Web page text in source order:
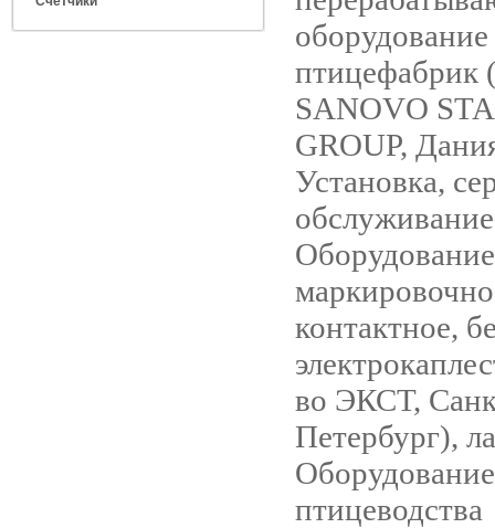
оборудование
птицефабрик
SANOVO
GROUP,
Установка,
Оборудование
контактное,
во ЭКСТ,
Петербург),
птицеводства